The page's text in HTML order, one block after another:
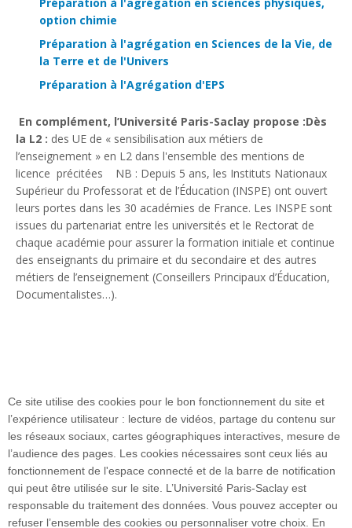
option chimie
Préparation à l'agrégation en Sciences de la Vie, de
la Terre et de l'Univers
Préparation à l'Agrégation d'EPS
En complément, l’Université Paris-Saclay propose :Dès
la L2 : des UE de « sensibilisation aux métiers de
l’enseignement » en L2 dans l'ensemble des mentions de
licence précitées NB : Depuis 5 ans, les Instituts Nationaux
Supérieur du Professorat et de l’Éducation (INSPE) ont ouvert
leurs portes dans les 30 académies de France. Les INSPE sont
issues du partenariat entre les universités et le Rectorat de
chaque académie pour assurer la formation initiale et continue
des enseignants du primaire et du secondaire et des autres
métiers de l’enseignement (Conseillers Principaux d’Éducation,
Documentalistes…).
Plan du site
Ce site utilise des cookies pour le bon fonctionnement du site et
l’expérience utilisateur : lecture de vidéos, partage du contenu sur
les réseaux sociaux, cartes géographiques interactives, mesure de
l’audience des pages. Les cookies nécessaires sont ceux liés au
fonctionnement de l'espace connecté et de la barre de notification
qui peut être utilisée sur le site. L’Université Paris-Saclay est
responsable du traitement des données. Vous pouvez accepter ou
refuser l’ensemble des cookies ou personnaliser votre choix. En